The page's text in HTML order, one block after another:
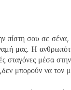
πίστη σου σε
μας. Η
σταγόνες μέσα
μπορούν να τον